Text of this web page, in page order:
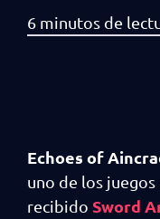
Echoes of
uno de los
recibido Sword